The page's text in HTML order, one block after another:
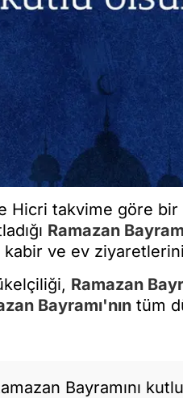
Hicri takvime göre
Ramazan
ve ev
Ramazan
Bayramı'nın tüm
Bayramını